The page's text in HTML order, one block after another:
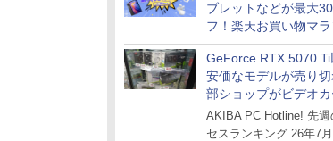
ブレットなどが最大
フ！楽天お買い物マ
GeForce RTX 5070 Ti
安価なモデルが売り
部ショップがビデオカ
購入制限を実施したニ
が注目を集める
AKIBA PC Hotline! 先週
セスランキング 26年7